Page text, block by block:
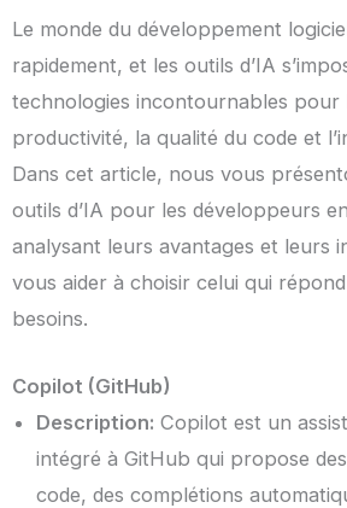
Le monde du développement
rapidement, et les outils d’IA
technologies incontournables pour
productivité, la qualité du code et
Dans cet article, nous vous
outils d’IA pour les développeurs
analysant leurs avantages et leurs
vous aider à choisir celui qui
besoins.
Copilot (GitHub)
Description: Copilot est un
intégré à GitHub qui propose
code, des complétions